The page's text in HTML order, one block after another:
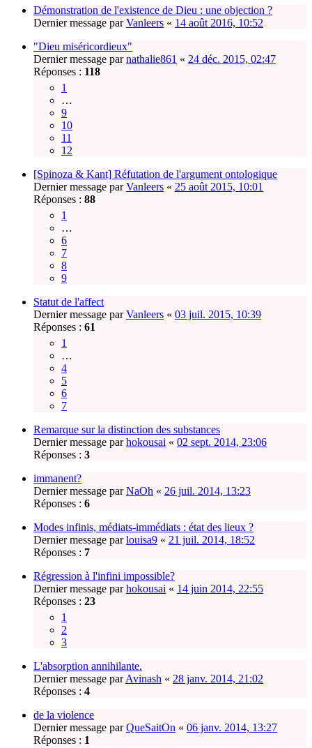
Démonstration de l'existence de Dieu : une objection ?
Dernier message parVanleers « 14 août 2016, 10:52
"Dieu miséricordieux"
Dernier message parnathalie861 « 24 déc. 2015, 02:47
Réponses : 118
1
…
9
10
11
12
[Spinoza & Kant] Réfutation de l'argument ontologique
Dernier message parVanleers « 25 août 2015, 10:01
Réponses : 88
1
…
6
7
8
9
Statut de l'affect
Dernier message parVanleers « 03 juil. 2015, 10:39
Réponses : 61
1
…
4
5
6
7
Remarque sur la distinction des substances
Dernier message parhokousai « 02 sept. 2014, 23:06
Réponses : 3
immanent?
Dernier message parNaOh « 26 juil. 2014, 13:23
Réponses : 6
Modes infinis, médiats-immédiats : état des lieux ?
Dernier message parlouisa9 « 21 juil. 2014, 18:52
Réponses : 7
Régression à l'infini impossible?
Dernier message parhokousai « 14 juin 2014, 22:55
Réponses : 23
1
2
3
L'absorption annihilante.
Dernier message parAvinash « 28 janv. 2014, 21:02
Réponses : 4
de la violence
Dernier message parQueSaitOn « 06 janv. 2014, 13:27
Réponses : 1